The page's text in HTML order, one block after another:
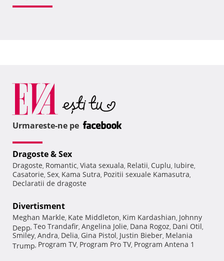
Urmareste-ne pe
Dragoste & Sex
Dragoste, Romantic, Viata sexuala, Relatii, Cuplu, Iubire,
Casatorie, Sex, Kama Sutra, Pozitii sexuale Kamasutra,
Declaratii de dragoste
Divertisment
Meghan Markle, Kate Middleton, Kim Kardashian, Johnny
Depp, Teo Trandafir, Angelina Jolie, Dana Rogoz, Dani Otil,
Smiley, Andra, Delia, Gina Pistol, Justin Bieber, Melania
Trump, Program TV, Program Pro TV, Program Antena 1